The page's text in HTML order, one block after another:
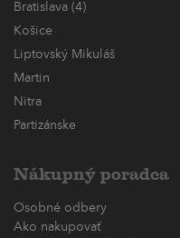
Bratislava (4)
Košice
Liptovský Mikuláš
Martin
Nitra
Partizánske
Nákupný poradca
Osobné odbery
Ako nakupovať